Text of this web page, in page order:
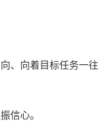
、向着目标任务一往
信心。